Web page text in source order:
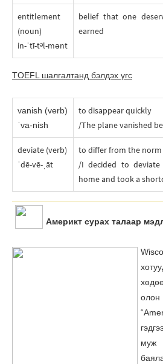
entitlement
(noun)
in-ˈtī-tᵊl-mənt
belief that one
earned
TOEFL шалгалтанд бэлдэх үгc
vanish (verb)
ˈva-nish
to disappear quickly
/The plane vanished
deviate (verb)
ˈdē-vē-ˌāt
to differ from the norm
/I decided to
home and took a
Америкт сурах талаар
муж